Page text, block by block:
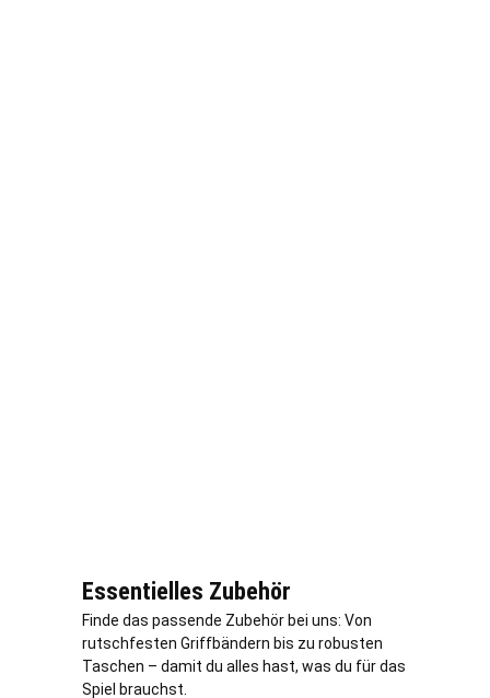
Essentielles Zubehör
Finde das passende Zubehör bei uns: Von
rutschfesten Griffbändern bis zu robusten
Taschen – damit du alles hast, was du für das
Spiel brauchst.